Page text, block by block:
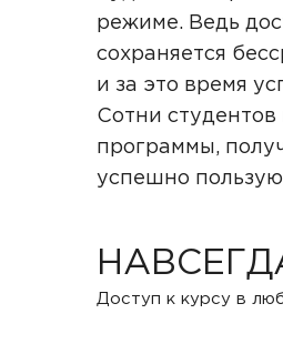
режиме. Ведь
сохраняется
и за это время
Сотни
программы,
успешно
Доступ к курсу в